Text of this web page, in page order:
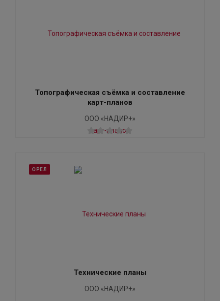
Топографическая съёмка и составление
карт-планов
ООО «НАДИР+»
ОРЕЛ
Технические планы
ООО «НАДИР+»